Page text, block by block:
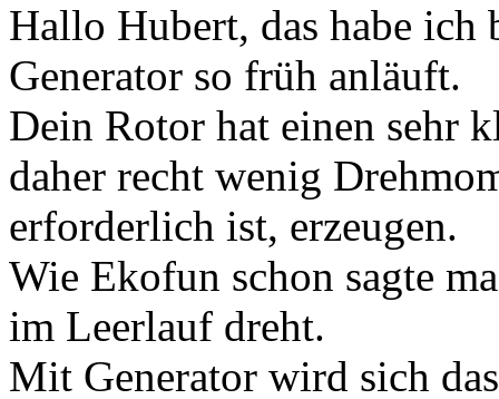
Hallo Hubert, das habe ich
Generator so früh anläuft.
Dein Rotor hat einen sehr
daher recht wenig
erforderlich ist, erzeugen.
Wie Ekofun schon sagte
im Leerlauf dreht.
Mit Generator wird sich